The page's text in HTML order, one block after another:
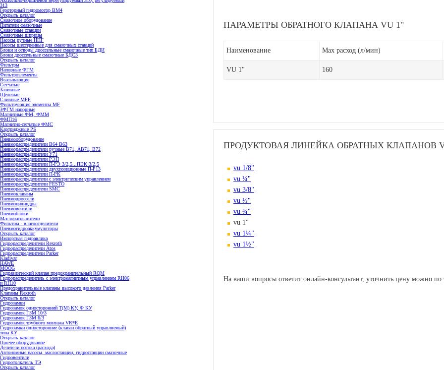
313
Героторный гидромотор ВМ4
Открыть каталог
Смазочное оборудование
Питатели смазочные
Смазочные станции
Смазочные шприцы
Насосы ручные НПГ
Насосы шестеренные для смазочных станций
Блоки и отводы дроссельные смазочные тип БДИ
Блоки дроссельные смазочные БДС3
Открыть каталог
Фильтры
Напорные ФГМ
Фильтроэлементы
Всасывающие
Сетчатые
Заливные
Щелевые
Сливные MPF
Фильтрующие элементы MF
ЗФГМ напорные
Магнитные ФМ, ФММ
ФМП16
Магнитно-сетчатые ФМС
Картриджные PS
Открыть каталог
Пневмооборудование
Пневмораспределители В64 В63
Пневмораспределители ручные В71, АВ71, В72
Пневмораспределители У71
Пневмораспределители РЭП
Пневмораспределители П-РЭ 3/2,5...ПЭК 3/2,5
Пневмораспределители двухпозиционные П-Р13
Пневмораспределители П-РК
Пневмораспределители с электрическим управлением
Пневмораспределители FESTO
Пневмораспределители SMC
Пневмоклапаны
Пневмодроссели
Пневмоцилиндры
Пневмовентили
Пневмоблоки
Маслораспылители
Фильтры - влагоотделители
Пневмогидроаккумуляторы
Открыть каталог
Импортная гидравлика
Гидрораспределители Rexroth
Гидрораспределители Atos
Гидрораспределители Parker
Kladivar
HAWE
MOOG
Гидравлический клапан предохранительный RQM
Гидрораспределитель с электромагнитным управлением RH06
и RH10
Предохранительные клапаны высокого давления Parker
Клапаны Rexroth
Открыть каталог
Гидрозамки
Гидрозамок односторонний Т(М) КУ, Ф КУ
Гидрозамок ГЗМ 10/3
Гидрозамок ГЗМ 6/3
Гидрозамок трубного монтажа VR*E
Гидрозамки односторонние (клапан обратный управляемый)
типа КУ
Открыть каталог
Прочее оборудование
Делители потока (расхода)
Автономные насосы, маслостанции, гидростанции смазочные
Гидровентили
Гидротолкатель ТЭ
Открыть каталог
ПАРАМЕТРЫ ОБРАТНОГО КЛАПАНА VU 1"
Наименование Max расход (л/мин)
VU 1" 160
ПРОДУКТОВАЯ ЛИНЕЙКА ОБРАТНЫХ КЛАПАНОВ
vu 1/8"
vu ¼"
vu 3/8"
vu ½"
vu ¾"
vu 1"
vu 1¼"
vu 1½"
На ваши вопросы ответит онлайн-консультант, уточнить цену можно